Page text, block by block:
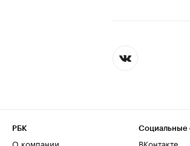
РБК
О компании
Социальные
ВКонтакте